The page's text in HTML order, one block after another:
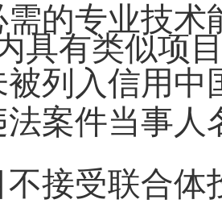
需的专业技术
具有类似项
被列入信用中
法案件当事人
接受联合体